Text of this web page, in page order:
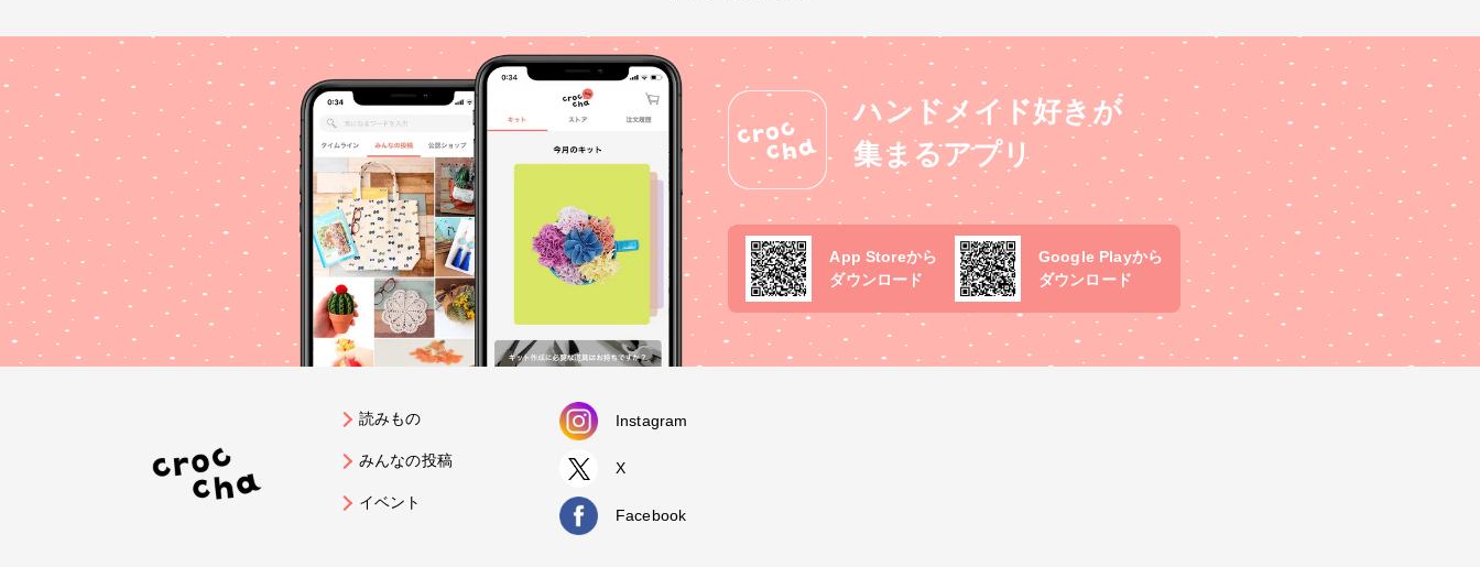
ハンドメイド好きが
集まるアプリ
App Storeから
ダウンロード
Google Playから
ダウンロード
読みもの
みんなの投稿
イベント
Instagram
X
Facebook